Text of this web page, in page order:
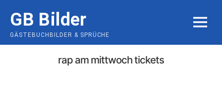
content
GB Bilder
GÄSTEBUCHBILDER & SPRÜCHE
MENU
rap am mittwoch tickets